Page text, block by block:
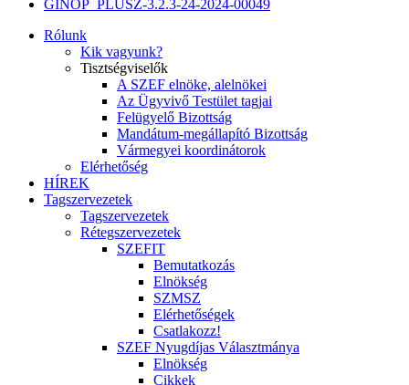
GINOP_PLUSZ-3.2.3-24-2024-00049
Rólunk
Kik vagyunk?
Tisztségviselők
A SZEF elnöke, alelnökei
Az Ügyvivő Testület tagjai
Felügyelő Bizottság
Mandátum-megállapító Bizottság
Vármegyei koordinátorok
Elérhetőség
HÍREK
Tagszervezetek
Tagszervezetek
Rétegszervezetek
SZEFIT
Bemutatkozás
Elnökség
SZMSZ
Elérhetőségek
Csatlakozz!
SZEF Nyugdíjas Választmánya
Elnökség
Cikkek